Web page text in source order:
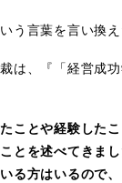
う言葉を言い換
は、『「経営成
ことや経験した
とを述べてきまし
る方はいるので